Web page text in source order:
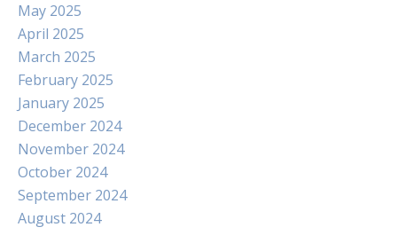
May 2025
April 2025
March 2025
February 2025
January 2025
December 2024
November 2024
October 2024
September 2024
August 2024